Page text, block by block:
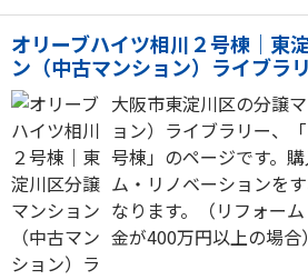
オリーブハイツ相川２号棟｜東
ン（中古マンション）ライブラ
大阪市東淀川区の分譲
ョン）ライブラリー、
号棟」のページです。
ム・リノベーションを
なります。（リフォー
金が400万円以上の場合）